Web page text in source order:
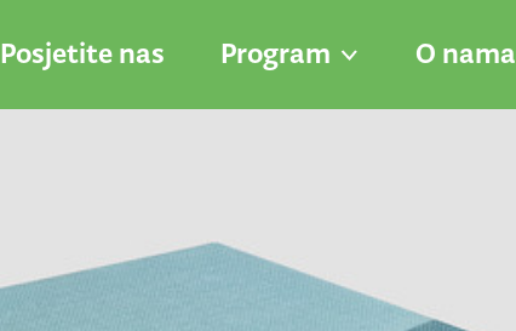
Posjetite nas Program O nama